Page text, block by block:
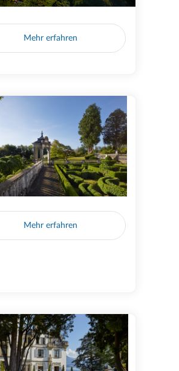
Mehr erfahren
Mehr erfahren